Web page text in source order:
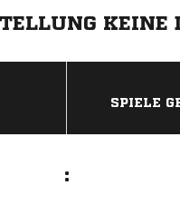
KEINE
SPIELE
: